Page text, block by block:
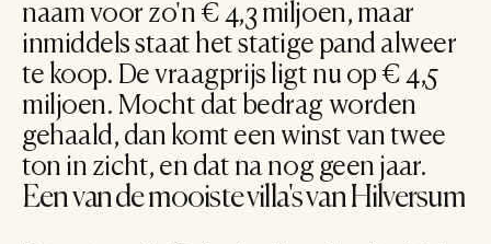
naam voor zo'n € 4,3 miljoen, maar
inmiddels staat het statige pand alweer
te koop. De vraagprijs ligt nu op € 4,5
miljoen. Mocht dat bedrag worden
gehaald, dan komt een winst van twee
ton in zicht, en dat na nog geen jaar.
Een van de mooiste villa's van Hilversum